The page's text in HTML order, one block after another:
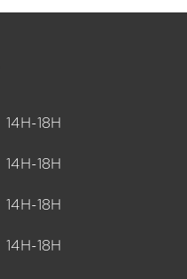
14H-18H
14H-18H
14H-18H
14H-18H